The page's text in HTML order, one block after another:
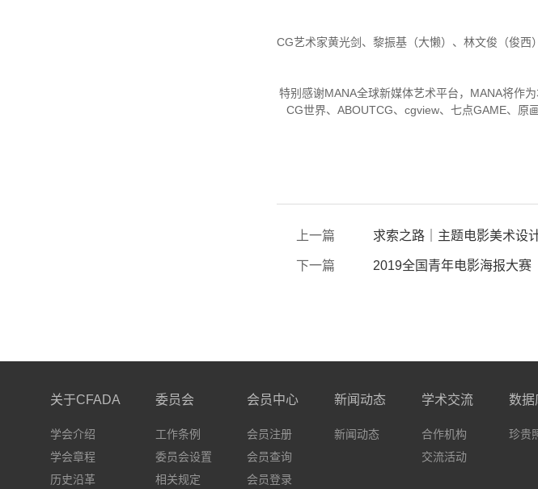
CG艺术家黄光剑、黎振基（大懒）、林文俊（俊
特别感谢MANA全球新媒体艺术平台，MANA将作
CG世界、ABOUTCG、cgview、七点GAME、原
上一篇 求索之路｜主题电影美术设
下一篇 2019全国青年电影海报大赛
关于CFADA
学会介绍
学会章程
历史沿革
委员会
工作条例
委员会设置
相关规定
会员中心
会员注册
会员查询
会员登录
新闻动态
新闻动态
学术交流
合作机构
交流活动
数据
珍贵